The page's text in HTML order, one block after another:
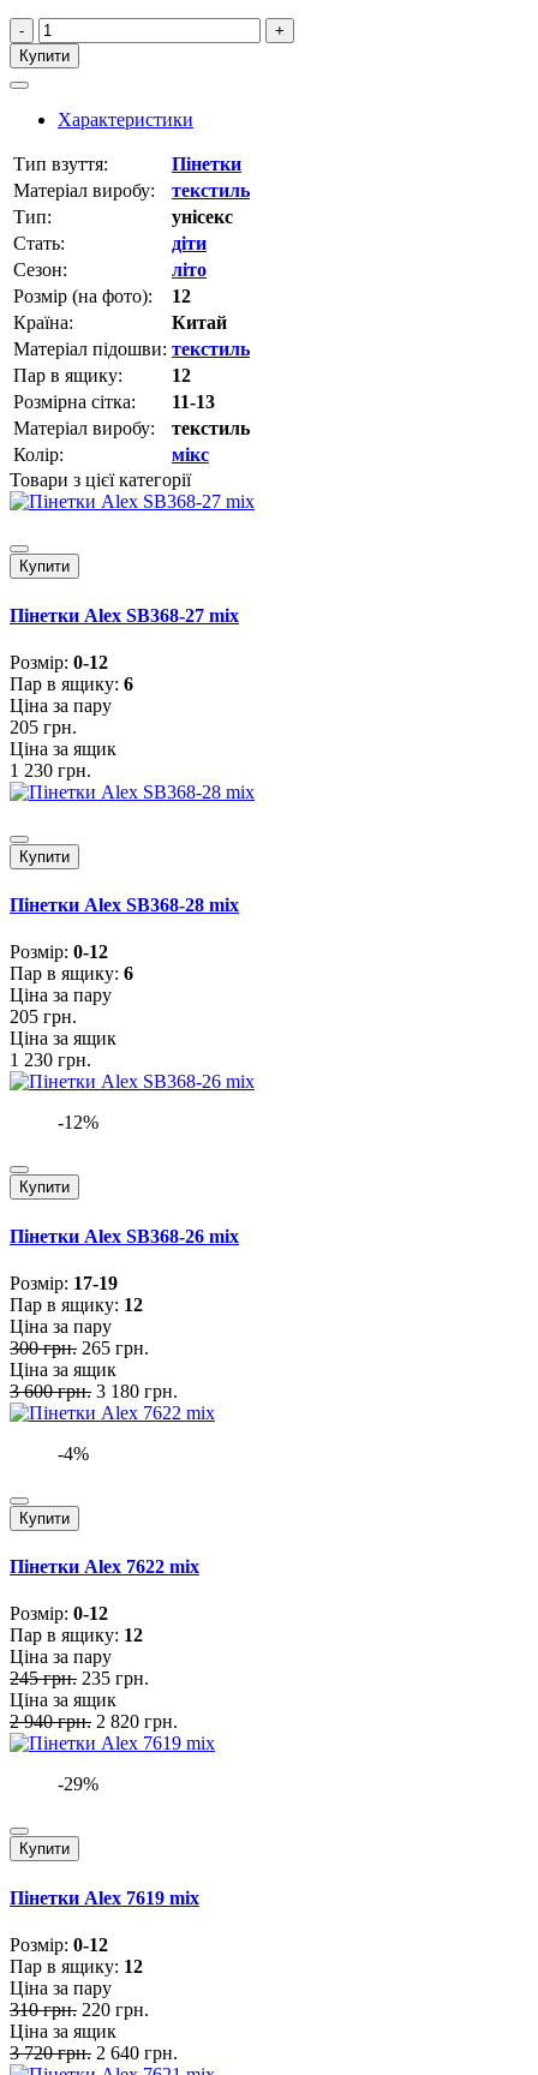
-
+
Купити
Характеристики
Тип взуття:
Пінетки
Матеріал виробу:
текстиль
Тип:
унісекс
Стать:
діти
Сезон:
літо
Розмір (на фото):
12
Країна:
Китай
Матеріал підошви: текстиль
Пар в ящику:
12
Розмірна сітка:
11-13
Матеріал виробу:
текстиль
Колір:
мікс
Товари з цієї категорії
Купити
Пінетки Alex SB368-27 mix
Розмiр: 0-12
Пар в ящику: 6
Ціна за пару
205 грн.
Ціна за ящик
1 230 грн.
Купити
Пінетки Alex SB368-28 mix
Розмiр: 0-12
Пар в ящику: 6
Ціна за пару
205 грн.
Ціна за ящик
1 230 грн.
-12%
Купити
Пінетки Alex SB368-26 mix
Розмiр: 17-19
Пар в ящику: 12
Ціна за пару
300 грн. 265 грн.
Ціна за ящик
3 600 грн. 3 180 грн.
-4%
Купити
Пінетки Alex 7622 mix
Розмiр: 0-12
Пар в ящику: 12
Ціна за пару
245 грн. 235 грн.
Ціна за ящик
2 940 грн. 2 820 грн.
-29%
Купити
Пінетки Alex 7619 mix
Розмiр: 0-12
Пар в ящику: 12
Ціна за пару
310 грн. 220 грн.
Ціна за ящик
3 720 грн. 2 640 грн.